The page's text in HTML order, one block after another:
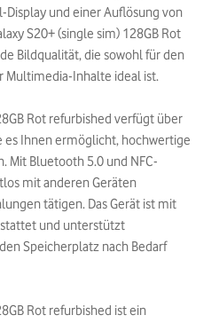
und einer Auflösung von
S20+ (single sim) 128GB Rot
Bildqualität, die sowohl für den
Multimedia-Inhalte ideal ist.
Rot refurbished verfügt über
es Ihnen ermöglicht, hochwertige
Mit Bluetooth 5.0 und NFC-
mit anderen Geräten
tätigen. Das Gerät ist mit
und unterstützt
Speicherplatz nach Bedarf
Rot refurbished ist ein